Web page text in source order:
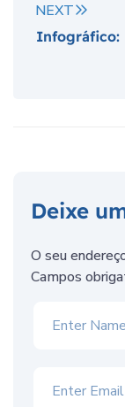
NEXT
Infográfico:
Deixe
O seu
Campos